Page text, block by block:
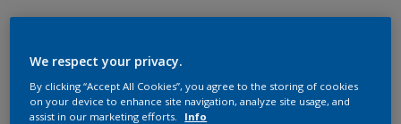
We respect your privacy.
By clicking “Accept All Cookies”, you agree to the storing of cookies
on your device to enhance site navigation, analyze site usage, and
assist in our marketing efforts.
Info